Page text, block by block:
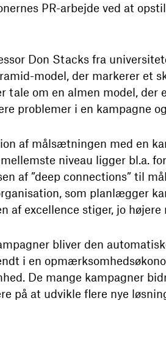
PR-arbejde ved at
Don Stacks fra
model, der markerer et
tale om en almen model, der
problemer i en kampagne
af målsætningen med en
niveau ligger bl.a.
af ”deep connections” til
som planlægger
af excellence stiger, jo
bliver den
i en
De mange kampagner
på at udvikle flere nye